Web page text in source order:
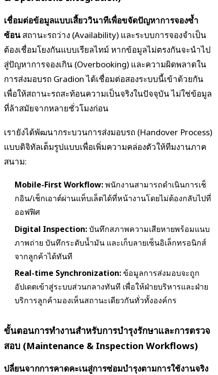
เชื่อมต่อข้อมูลแบบเสี้ยววินาทีเพื่อขจัดปัญหาการจองซ้ำ
ซ้อน สถานะรถว่าง (Availability) และระบบการจองจำเป็น
ต้องเชื่อมโยงกันแบบเรียลไทม์ หากข้อมูลไม่ตรงกันจะนำไป
สู่ปัญหาการจองเกิน (Overbooking) และความผิดพลาดใน
การส่งมอบรถ Gradion ได้เชื่อมต่อสองระบบนี้เข้าด้วยกัน
เพื่อให้สถานะรถสะท้อนความเป็นจริงในปัจจุบัน ไม่ใช่ข้อมูล
ที่ล้าสมัยจากหลายชั่วโมงก่อน
เรายังได้พัฒนากระบวนการส่งมอบรถ (Handover Process)
แบบดิจิทัลเต็มรูปแบบเพื่อเพิ่มความคล่องตัวให้ทีมงานภาค
สนาม:
Mobile-First Workflow:พนักงานสามารถดำเนินการเช็
กอิน/เช็กเอาต์ผ่านแท็บเล็ตได้ที่หน้างานโดยไม่ต้องกลับไปที่
ออฟฟิศ
Digital Inspection:บันทึกสภาพความเสียหายพร้อมแนบ
ภาพถ่าย บันทึกระดับน้ำมัน และเก็บลายเซ็นอิเล็กทรอนิกส์
จากลูกค้าได้ทันที
Real-time Synchronization:ข้อมูลการส่งมอบจะถูก
อัปเดตเข้าสู่ระบบส่วนกลางทันที เพื่อให้ฝ่ายบริหารและฝ่าย
บริการลูกค้ามองเห็นสถานะเดียวกันทั่วทั้งองค์กร
ขั้นตอนการทำงานสำหรับการบำรุงรักษาและการตรวจ
สอบ (Maintenance & Inspection Workflows)
ปลี่ยนจากการคาดคะเนสู่การซ่อมบำรุงตามการใช้งานจริง